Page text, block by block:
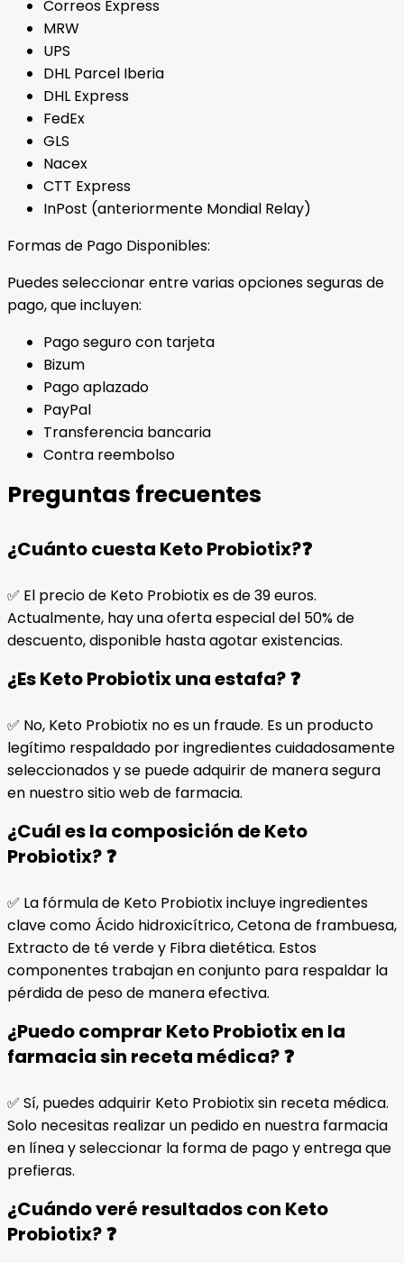
Correos Express
MRW
UPS
DHL Parcel Iberia
DHL Express
FedEx
GLS
Nacex
CTT Express
InPost (anteriormente Mondial Relay)
Formas de Pago Disponibles:
Puedes seleccionar entre varias opciones seguras de
pago, que incluyen:
Pago seguro con tarjeta
Bizum
Pago aplazado
PayPal
Transferencia bancaria
Contra reembolso
Preguntas frecuentes
¿Cuánto cuesta Keto Probiotix?❓
✅ El precio de Keto Probiotix es de 39 euros.
Actualmente, hay una oferta especial del 50% de
descuento, disponible hasta agotar existencias.
¿Es Keto Probiotix una estafa? ❓
✅ No, Keto Probiotix no es un fraude. Es un producto
legítimo respaldado por ingredientes cuidadosamente
seleccionados y se puede adquirir de manera segura
en nuestro sitio web de farmacia.
¿Cuál es la composición de Keto
Probiotix? ❓
✅ La fórmula de Keto Probiotix incluye ingredientes
clave como Ácido hidroxicítrico, Cetona de frambuesa,
Extracto de té verde y Fibra dietética. Estos
componentes trabajan en conjunto para respaldar la
pérdida de peso de manera efectiva.
¿Puedo comprar Keto Probiotix en la
farmacia sin receta médica? ❓
✅ Sí, puedes adquirir Keto Probiotix sin receta médica.
Solo necesitas realizar un pedido en nuestra farmacia
en línea y seleccionar la forma de pago y entrega que
prefieras.
¿Cuándo veré resultados con Keto
Probiotix? ❓